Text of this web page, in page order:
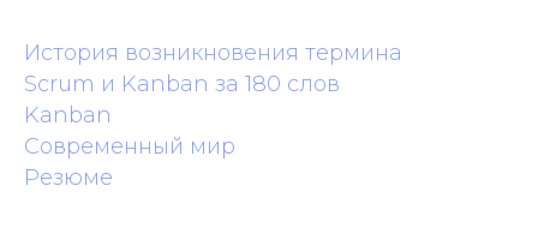
История возникновения термина
Scrum и Kanban за 180 слов
Kanban
Современный мир
Резюме